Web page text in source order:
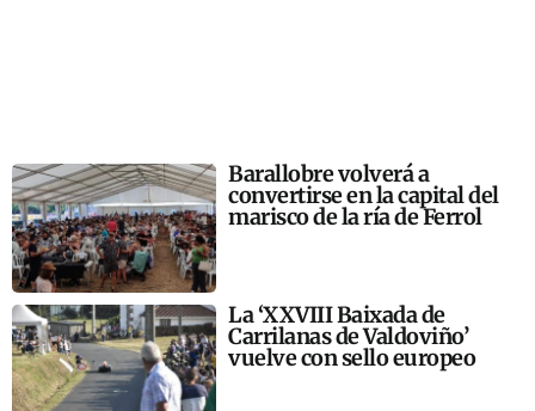
Barallobre volverá a
convertirse en la capital del
marisco de la ría de Ferrol
La ‘XXVIII Baixada de
Carrilanas de Valdoviño’
vuelve con sello europeo